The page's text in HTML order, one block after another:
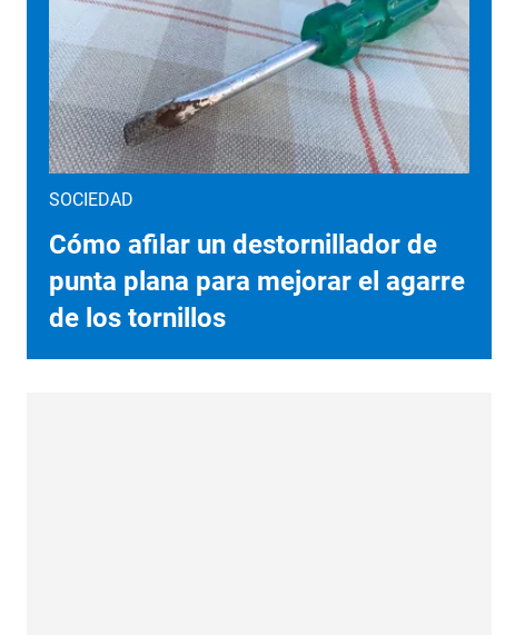
SOCIEDAD
Cómo afilar un destornillador de
punta plana para mejorar el agarre
de los tornillos